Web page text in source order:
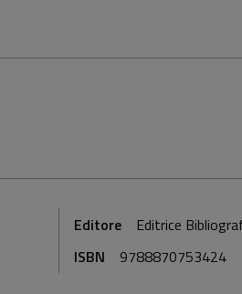
Editore Editrice
ISBN 9788870753424